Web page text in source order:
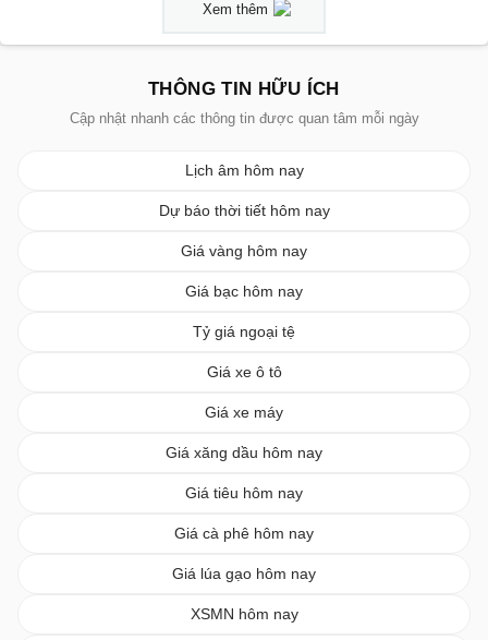
Xem thêm
THÔNG TIN HỮU ÍCH
Cập nhật nhanh các thông tin được quan tâm mỗi ngày
Lịch âm hôm nay
Dự báo thời tiết hôm nay
Giá vàng hôm nay
Giá bạc hôm nay
Tỷ giá ngoại tệ
Giá xe ô tô
Giá xe máy
Giá xăng dầu hôm nay
Giá tiêu hôm nay
Giá cà phê hôm nay
Giá lúa gạo hôm nay
XSMN hôm nay